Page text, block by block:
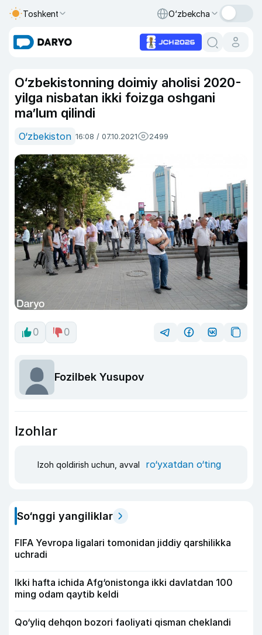
Toshkent O‘zbekcha
O‘zbekistonning doimiy aholisi 2020-
yilga nisbatan ikki foizga oshgani
ma’lum qilindi
O‘zbekiston 16:08 / 07.10.2021 2499
0 0
Fozilbek Yusupov
Izohlar
Izoh qoldirish uchun, avval ro‘yxatdan o‘ting
So‘nggi yangiliklar
FIFA Yevropa ligalari tomonidan jiddiy qarshilikka
uchradi
Ikki hafta ichida Afg‘onistonga ikki davlatdan 100
ming odam qaytib keldi
Qo‘yliq dehqon bozori faoliyati qisman cheklandi